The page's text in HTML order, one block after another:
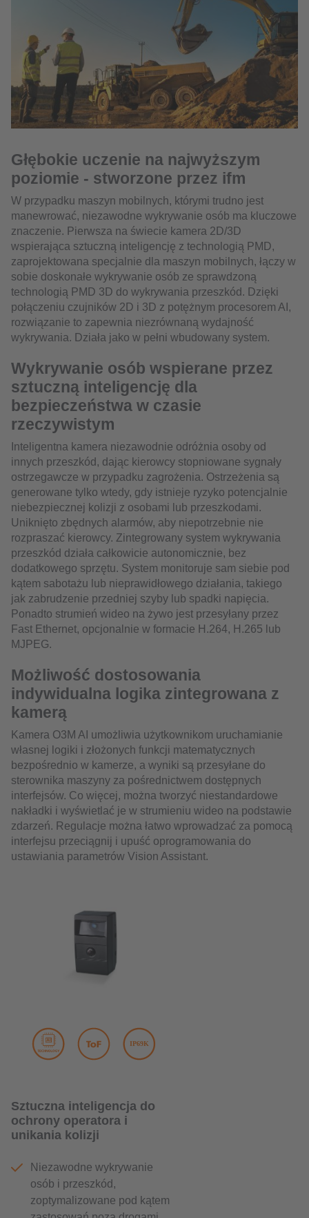
Głębokie uczenie na najwyższym
poziomie - stworzone przez ifm
W przypadku maszyn mobilnych, którymi trudno jest
manewrować, niezawodne wykrywanie osób ma kluczowe
znaczenie. Pierwsza na świecie kamera 2D/3D
wspierająca sztuczną inteligencję z technologią PMD,
zaprojektowana specjalnie dla maszyn mobilnych, łączy w
sobie doskonałe wykrywanie osób ze sprawdzoną
technologią PMD 3D do wykrywania przeszkód. Dzięki
połączeniu czujników 2D i 3D z potężnym procesorem AI,
rozwiązanie to zapewnia niezrównaną wydajność
wykrywania. Działa jako w pełni wbudowany system.
Wykrywanie osób wspierane przez
sztuczną inteligencję dla
bezpieczeństwa w czasie
rzeczywistym
Inteligentna kamera niezawodnie odróżnia osoby od
innych przeszkód, dając kierowcy stopniowane sygnały
ostrzegawcze w przypadku zagrożenia. Ostrzeżenia są
generowane tylko wtedy, gdy istnieje ryzyko potencjalnie
niebezpiecznej kolizji z osobami lub przeszkodami.
Uniknięto zbędnych alarmów, aby niepotrzebnie nie
rozpraszać kierowcy. Zintegrowany system wykrywania
przeszkód działa całkowicie autonomicznie, bez
dodatkowego sprzętu. System monitoruje sam siebie pod
kątem sabotażu lub nieprawidłowego działania, takiego
jak zabrudzenie przedniej szyby lub spadki napięcia.
Ponadto strumień wideo na żywo jest przesyłany przez
Fast Ethernet, opcjonalnie w formacie H.264, H.265 lub
MJPEG.
Możliwość dostosowania
indywidualna logika zintegrowana z
kamerą
Kamera O3M AI umożliwia użytkownikom uruchamianie
własnej logiki i złożonych funkcji matematycznych
bezpośrednio w kamerze, a wyniki są przesyłane do
sterownika maszyny za pośrednictwem dostępnych
interfejsów. Co więcej, można tworzyć niestandardowe
nakładki i wyświetlać je w strumieniu wideo na podstawie
zdarzeń. Regulacje można łatwo wprowadzać za pomocą
interfejsu przeciągnij i upuść oprogramowania do
ustawiania parametrów Vision Assistant.
Sztuczna inteligencja do
ochrony operatora i
unikania kolizji
Niezawodne wykrywanie
osób i przeszkód,
zoptymalizowane pod kątem